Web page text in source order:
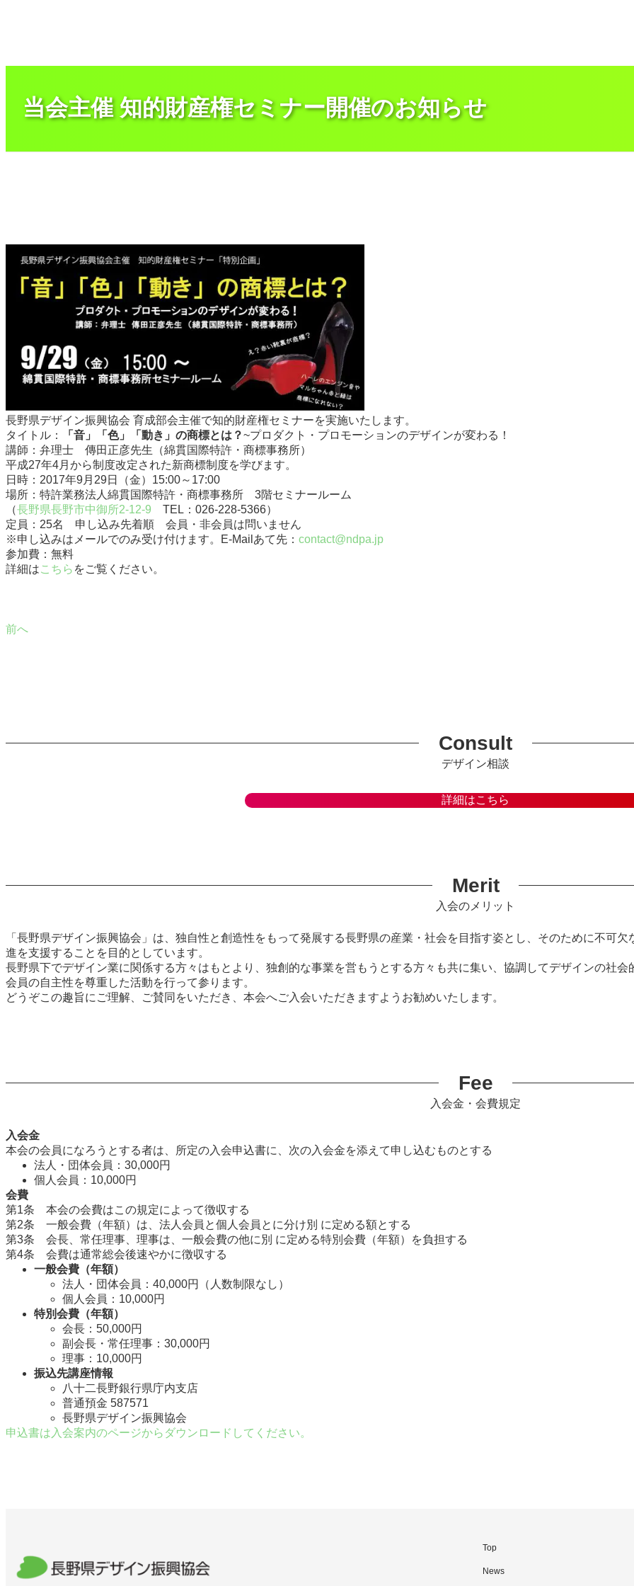
当会主催 知的財産権セミナー開催のお知らせ
長野県デザイン振興協会 育成部会主催で知的財産権セミナーを実施いたします。
タイトル：
「音」「色」「動き」の商標とは？~プロダクト・プロモーションのデザインが変わる！
講師：弁理士 傳田正彦先生（綿貫国際特許・商標事務所）
平成27年4月から制度改定された新商標制度を学びます。
日時：2017年9月29日（金）15:00～17:00
場所：特許業務法人綿貫国際特許・商標事務所 3階セミナールーム
（長野県長野市中御所2-12-9 TEL：026-228-5366）
定員：25名 申し込み先着順 会員・非会員は問いません
※申し込みはメールでのみ受け付けます。E-Mailあて先： contact@ndpa.jp
参加費：無料
詳細はこちら をご覧ください。
前へ
Consult
デザイン相談
詳細はこちら
Merit
入会のメリット
「長野県デザイン振興協会」は、独自性と創造性をもって発展する長野県の産業・社会を目指す姿とし、そのために不可
進を支援することを目的としています。
長野県下でデザイン業に関係する方々はもとより、独創的な事業を営もうとする方々も共に集い、協調してデザインの社
会員の自主性を尊重した活動を行って参ります。
どうぞこの趣旨にご理解、ご賛同をいただき、本会へご入会いただきますようお勧めいたします。
Fee
入会金・会費規定
入会金
本会の会員になろうとする者は、所定の入会申込書に、次の入会金を添えて申し込むものとする
法人・団体会員：30,000円
個人会員：10,000円
会費
第1条 本会の会費はこの規定によって徴収する
第2条 一般会費（年額）は、法人会員と個人会員とに分け別 に定める額とする
第3条 会長、常任理事、理事は、一般会費の他に別 に定める特別会費（年額）を負担する
第4条 会費は通常総会後速やかに徴収する
一般会費（年額）
法人・団体会員：40,000円（人数制限なし）
個人会員：10,000円
特別会費（年額）
会長：50,000円
副会長・常任理事：30,000円
理事：10,000円
振込先講座情報
八十二長野銀行県庁内支店
普通預金 587571
長野県デザイン振興協会
申込書は入会案内のページからダウンロードしてください。
Top
News